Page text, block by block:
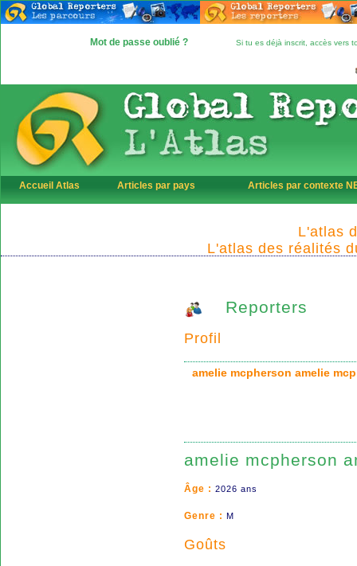
Mot de passe oublié ? Si tu es déjà inscrit, accès vers
Accueil Atlas Articles par pays Articles par contexte
L'atlas
L'atlas des réalités
Reporters
Profil
amelie mcpherson amelie
amelie mcpherson
Âge : 2026 ans
Genre : M
Goûts